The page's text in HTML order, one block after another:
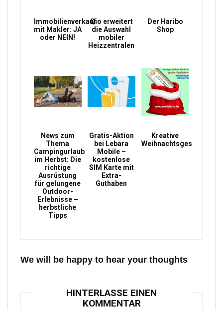
Immobilienverkauf
mit Makler: JA
oder NEIN!
Qio erweitert
die Auswahl
mobiler
Heizzentralen
Der Haribo
Shop
News zum
Thema
Campingurlaub
im Herbst: Die
richtige
Ausrüstung
für gelungene
Outdoor-
Erlebnisse –
herbstliche
Tipps
Gratis-Aktion
bei Lebara
Mobile –
kostenlose
SIM Karte mit
Extra-
Guthaben
Kreative
Weihnachtsgeschenke
We will be happy to hear your thoughts
HINTERLASSE EINEN
KOMMENTAR